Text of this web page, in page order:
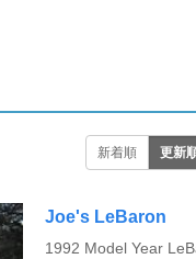
新着順 更新
Joe's LeBaron
1992 Model Year